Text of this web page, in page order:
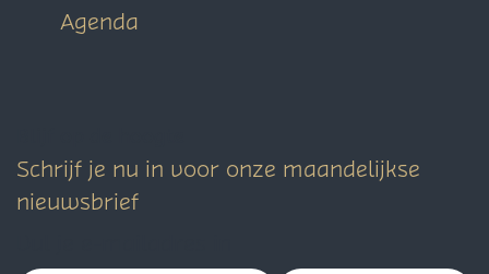
Agenda
Schrijf je nu in voor onze maandelijkse
nieuwsbrief